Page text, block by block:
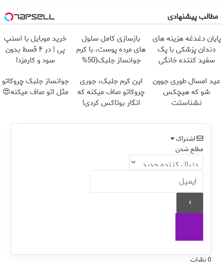
مطالب پیشنهادی
پایان دغدغه هزینه های
دندان پزشکی با پک
سفید کننده خانگی
بازسازی کامل سلول
های مرده پوست، با کرم
جوانساز جلبک(50%
خرید موبایل با اسنپ
پی | در ۴ قسط بدون
سود و کارمزد!
عید امسال طوری جوون
شو که هیچکس
نشناستت
این کرم جلبک، جوری
چروکاتو صاف میکنه که
انگار بوتاکس کردی!
جوانساز جلبک چروکاتو
مثل اتو صاف میکنه😍
اشتراک
مطلع شدن
0نظرات